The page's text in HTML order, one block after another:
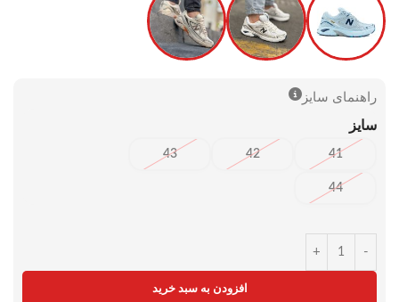
راهنمای سایز
سایز
41
42
43
44
-
+
افزودن به سبد خرید